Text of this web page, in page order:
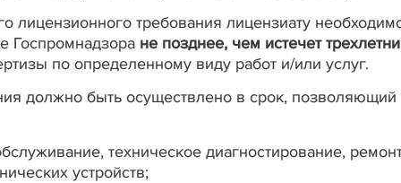
требования лицензиату
Госпромнадзора не позднее, чем истечет
по определенному виду работ и/или услуг.
должно быть осуществлено в срок, позволяющий
техническое диагностирование,
устройств;